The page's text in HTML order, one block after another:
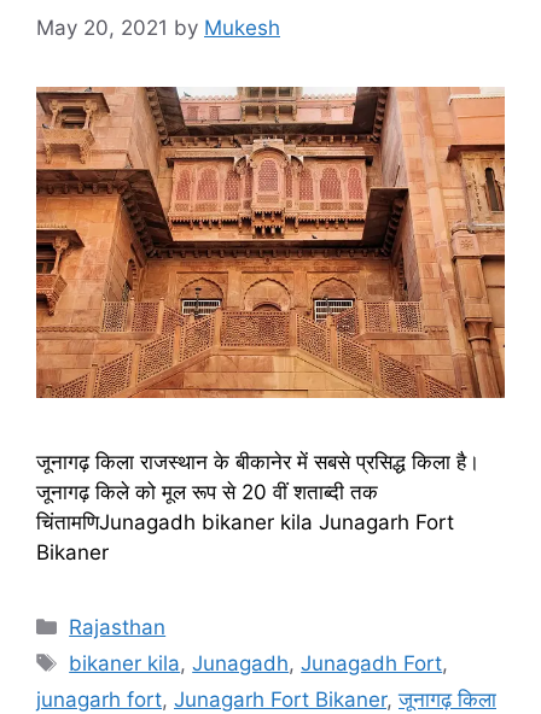
May 20, 2021 by Mukesh
जूनागढ़ किला राजस्थान के बीकानेर में सबसे प्रसिद्ध किला है।
जूनागढ़ किले को मूल रूप से 20 वीं शताब्दी तक
चिंतामणिJunagadh bikaner kila Junagarh Fort
Bikaner
Categories
Rajasthan
Tags
bikaner kila,Junagadh,Junagadh Fort,
junagarh fort, Junagarh Fort Bikaner,जूनागढ़ किला